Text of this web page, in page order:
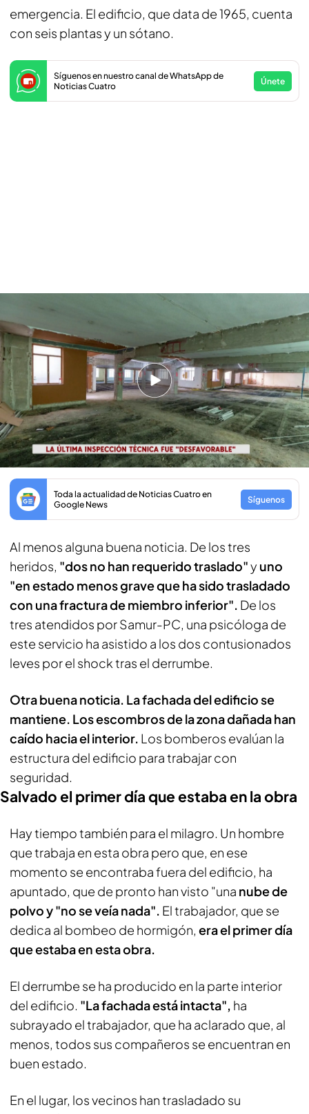
emergencia. El edificio, que data de 1965, cuenta
con seis plantas y un sótano.
Síguenos en nuestro canal de WhatsApp de
Noticias Cuatro
Únete
¿Por qué se derrumbó el edificio de Madrid? No pasó las inspecciones
El forjado se ha derrumbado
Francisco Martín, y lavicealcaldesa, portavoz
municipal y delegada de Seguridad y
Emergencias del Ayuntamiento, Inma Sanz,en
declaraciones a los medios en el lugar confirman
que se ha derrumbado "el forjado" de este edificio
que estaba en rehabilitación.
Toda la actualidad de Noticias Cuatro en
Google News
Síguenos
Al menos alguna buena noticia. De los tres
heridos, "dos no han requerido traslado"y uno
"en estado menos grave que ha sido trasladado
con una fractura de miembro inferior". De los
tres atendidos por Samur-PC, una psicóloga de
este servicio ha asistido a los dos contusionados
leves por el shock tras el derrumbe.
Otra buena noticia. La fachada del edificio se
mantiene. Los escombros de la zona dañada han
caído hacia el interior. Los bomberos evalúan la
estructura del edificio para trabajar con
seguridad.
Salvado el primer día que estaba en la obra
Hay tiempo también para el milagro. Un hombre
que trabaja en esta obra pero que, en ese
momento se encontraba fuera del edificio, ha
apuntado, que de pronto han visto "una nube de
polvo y "no se veía nada". El trabajador, que se
dedica al bombeo de hormigón, era el primer día
que estaba en esta obra.
El derrumbe se ha producido en la parte interior
del edificio. "La fachada está intacta", ha
subrayado el trabajador, que ha aclarado que, al
menos, todos sus compañeros se encuentran en
buen estado.
En el lugar, los vecinos han trasladado su